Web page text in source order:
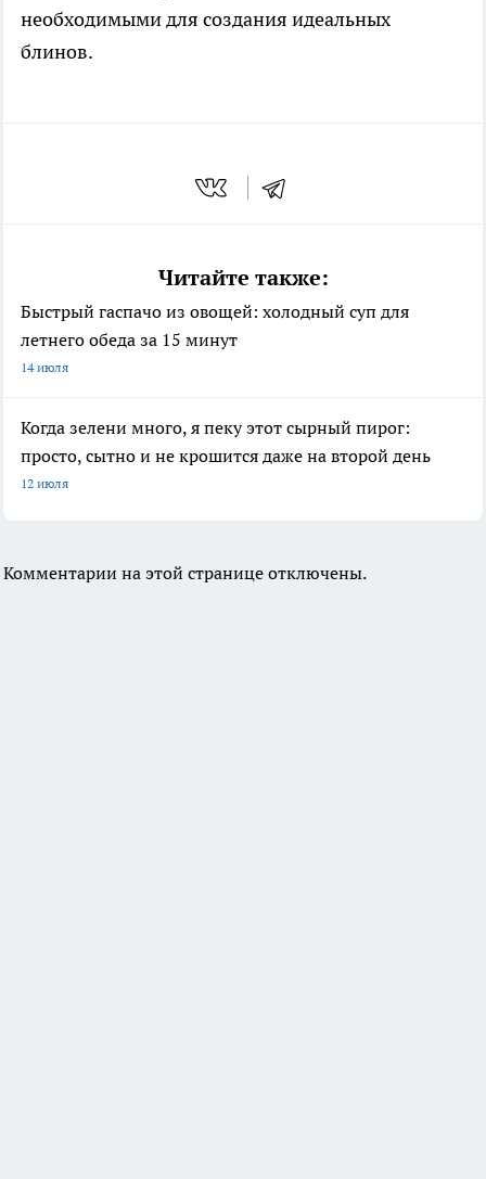
необходимыми для создания идеальных
блинов.
Читайте также:
Быстрый гаспачо из овощей: холодный суп для
летнего обеда за 15 минут
14 июля
Когда зелени много, я пеку этот сырный пирог:
просто, сытно и не крошится даже на второй день
12 июля
Комментарии на этой странице отключены.